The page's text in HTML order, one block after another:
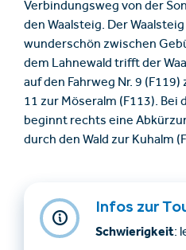
Verbindungsweg von der
den Waalsteig. Der
wunderschön zwischen
dem Lahnewald trifft der
auf den Fahrweg Nr. 9 (F119)
11 zur Möseralm (F113). Bei
beginnt rechts eine
durch den Wald zur Kuhalm
Infos zur
Schwierigkeit: